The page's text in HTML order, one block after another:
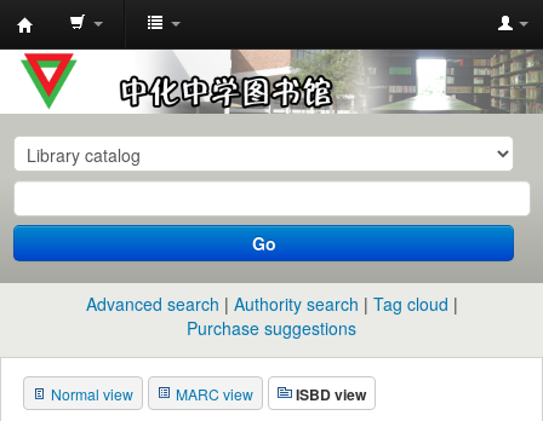
中
化
中
学
图
书
馆
目
录
Go
Advanced search Authority search
Tag cloud
Purchase suggestions
Normal view MARC view ISBD view